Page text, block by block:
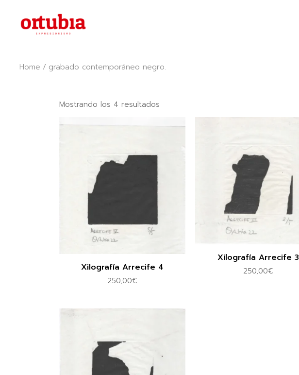
content
Home grabado contemporáneo negro.
Mostrando los 4 resultados
popularidad
Xilografía Arrecife 4
250,00€
Xilografía Arrecife 3
250,00€